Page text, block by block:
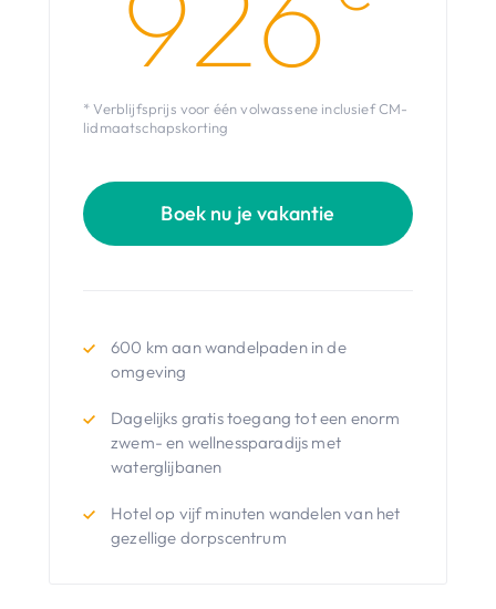
* Verblijfsprijs voor één volwassene inclusief CM-
lidmaatschapskorting
Boek nu je vakantie
600 km aan wandelpaden in de
omgeving
Dagelijks gratis toegang tot een enorm
zwem- en wellnessparadijs met
waterglijbanen
Hotel op vijf minuten wandelen van het
gezellige dorpscentrum